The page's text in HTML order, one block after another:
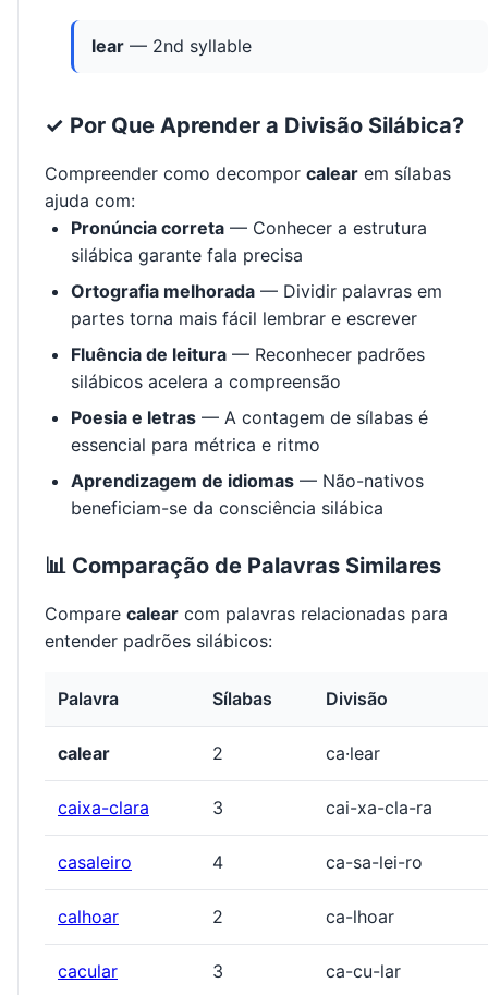
lear — 2nd syllable
✓ Por Que Aprender a Divisão Silábica?
Compreender como decompor calear em sílabas
ajuda com:
Pronúncia correta — Conhecer a estrutura
silábica garante fala precisa
Ortografia melhorada — Dividir palavras em
partes torna mais fácil lembrar e escrever
Fluência de leitura — Reconhecer padrões
silábicos acelera a compreensão
Poesia e letras — A contagem de sílabas é
essencial para métrica e ritmo
Aprendizagem de idiomas — Não-nativos
beneficiam-se da consciência silábica
📊 Comparação de Palavras Similares
Compare calear com palavras relacionadas para
entender padrões silábicos:
Palavra Sílabas Divisão
calear 2 ca·lear
caixa-clara 3 cai-xa-cla-ra
casaleiro 4 ca-sa-lei-ro
calhoar 2 ca-lhoar
cacular 3 ca-cu-lar